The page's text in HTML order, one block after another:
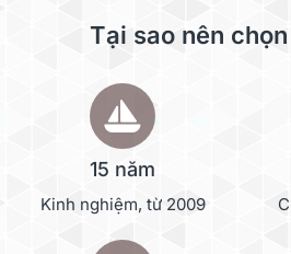
Tại sao nên
15 năm
Kinh nghiệm, từ 2009